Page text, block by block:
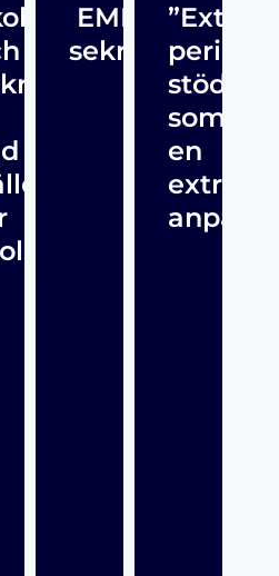
EMI:s
sekretess
”Extra
stöd”
som
en
extra